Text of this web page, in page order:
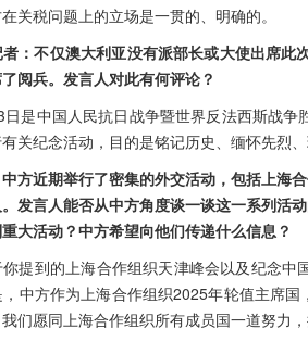
关税问题上的立场是一贯的、明确的。
者：不仅澳大利亚没有派部长或大使出席
阅兵。发言人对此有何评论？
是中国人民抗日战争暨世界反法西斯战
关纪念活动，目的是铭记历史、缅怀先烈
方近期举行了密集的外交活动，包括上海
发言人能否从中方角度谈一谈这一系列活
大活动？中方希望向他们传递什么信息？
提到的上海合作组织天津峰会以及纪念
中方作为上海合作组织2025年轮值主席
们愿同上海合作组织所有成员国一道努力